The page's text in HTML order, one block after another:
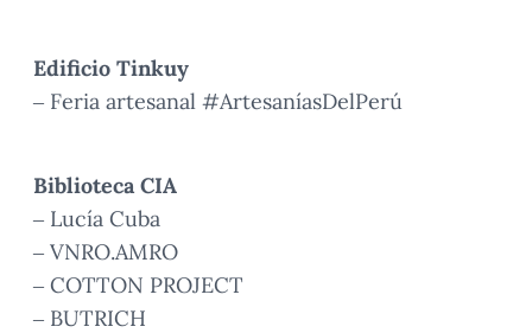
Edificio Tinkuy
– Feria artesanal #ArtesaníasDelPerú
Biblioteca CIA
– Lucía Cuba
– VNRO.AMRO
– COTTON PROJECT
– BUTRICH